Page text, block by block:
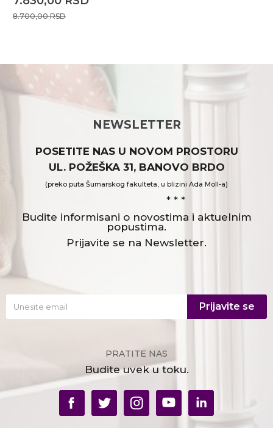
8.700,00RSD
NEWSLETTER
POSETITE NAS U NOVOM PROSTORU
UL. POŽEŠKA 31, BANOVO BRDO
(preko puta Šumarskog fakulteta, u blizini Ada Moll-a)
* * *
Budite informisani o novostima i aktuelnim
popustima.
Prijavite se na Newsletter.
Prijavite se
PRATITE NAS
Budite uvek u toku.